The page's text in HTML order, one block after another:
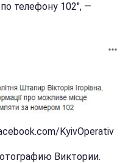
телефону 102", —
KyivOperativ
Виктории.